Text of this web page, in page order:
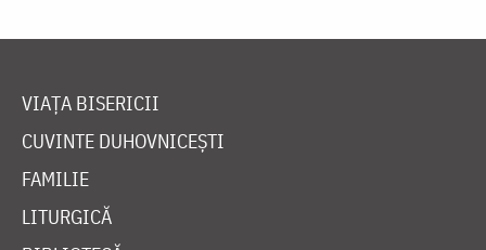
VIAȚA BISERICII
CUVINTE DUHOVNICEȘTI
FAMILIE
LITURGICĂ